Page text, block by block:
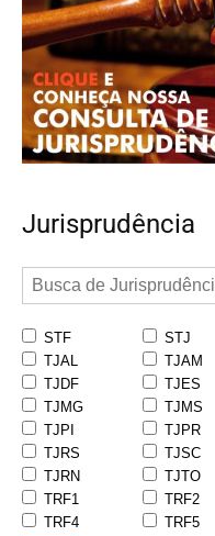
Jurisprudência
STF STJ
TJAL
TJAM
TJDF
TJES
TJMG
TJMS
TJPI
TJPR
TJRS
TJSC
TJRN
TJTO
TRF1
TRF2
TRF4
TRF5